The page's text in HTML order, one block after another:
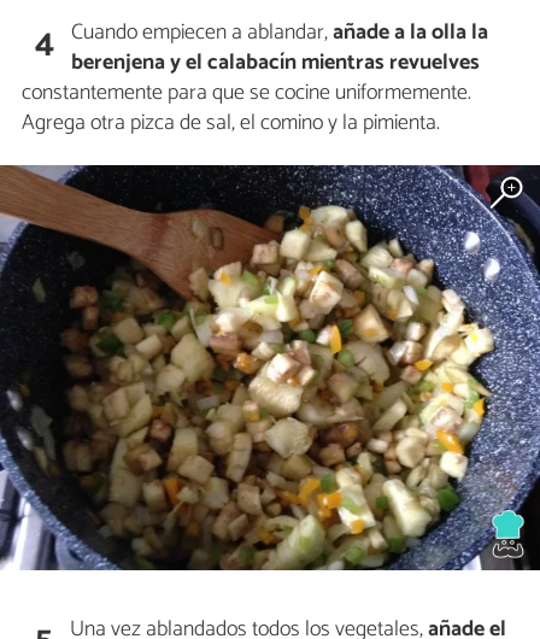
4 Cuando empiecen a ablandar,añade a la olla la
berenjena y el calabacín mientras revuelves
constantemente para que se cocine uniformemente.
Agrega otra pizca de sal, el comino y la pimienta.
Una vez ablandados todos los vegetales,añade el